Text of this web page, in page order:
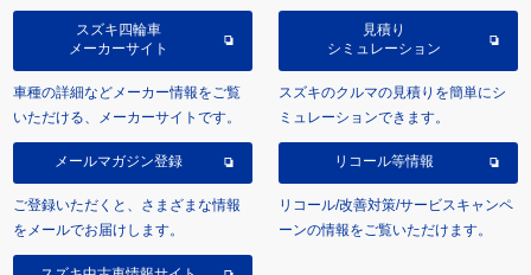
スズキ四輪車
メーカーサイト
車種の詳細などメーカー情報をご覧
いただける、メーカーサイトです。
見積り
シミュレーション
スズキのクルマの見積りを簡単にシ
ミュレーションできます。
メールマガジン登録
ご登録いただくと、さまざまな情報
をメールでお届けします。
リコール等情報
リコール/改善対策/サービスキャンペ
ーンの情報をご覧いただけます。